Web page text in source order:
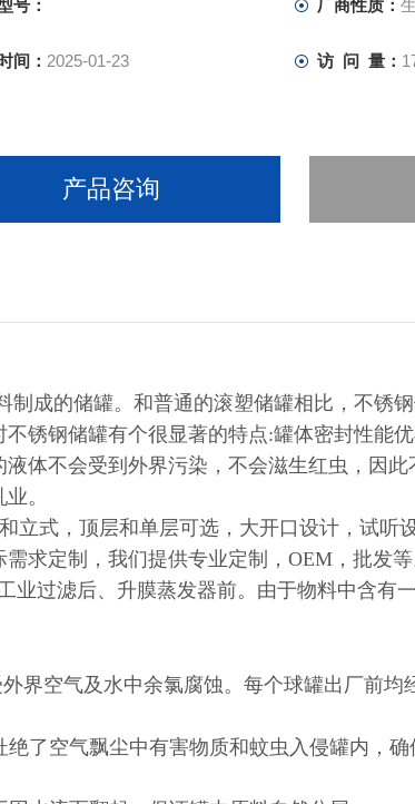
号： 厂商性质：
间： 2025-01-23 访 问 量：
产品咨询
制成的储罐。和普通的滚塑储罐相比，不锈
锈钢储罐有个很显著的特点:罐体密封性能
体不会受到外界污染，不会滋生红虫，因
。
立式，顶层和单层可选，大开口设计，试听
求定制，我们提供专业定制，OEM，批发等
业过滤后、升膜蒸发器前。由于物料中含有
界空气及水中余氯腐蚀。每个球罐出厂前均
了空气飘尘中有害物质和蚊虫入侵罐内，